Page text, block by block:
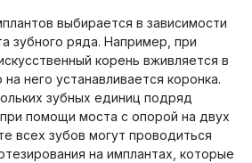
выбирается в зависимости
зубного ряда. Например, при
корень вживляется в
него устанавливается коронка.
зубных единиц подряд
помощи моста с опорой на двух
всех зубов могут проводиться
на имплантах, которые